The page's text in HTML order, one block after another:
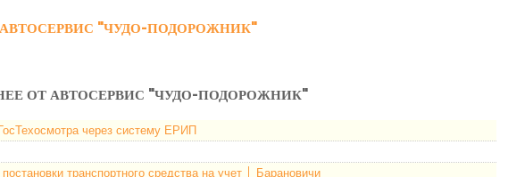
АВТОСЕРВИС "ЧУДО-ПОДОРОЖНИК"
ОТ АВТОСЕРВИС "ЧУДО-ПОДОРОЖНИК"
через систему ЕРИП
транспортного средства на учет │ Барановичи